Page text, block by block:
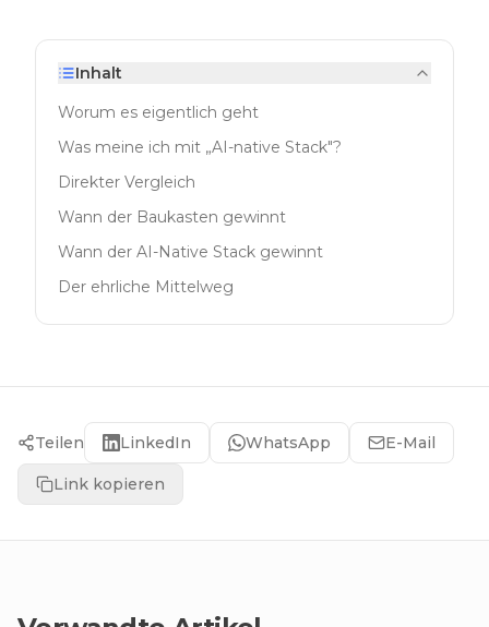
Inhalt
Worum es eigentlich geht
Was meine ich mit „AI-native Stack"?
Direkter Vergleich
Wann der Baukasten gewinnt
Wann der AI-Native Stack gewinnt
Der ehrliche Mittelweg
Teilen LinkedIn WhatsApp E-Mail
Link kopieren